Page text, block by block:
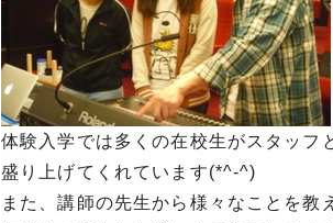
体験入学では多くの在校生がスタッフ
盛り上げてくれています(*^-^)
また、講師の先生から様々なことを教